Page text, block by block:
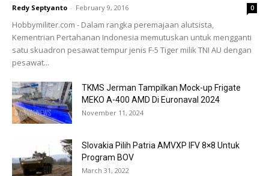
Redy Septyanto - February 9, 2016 0
Hobbymiliter.com - Dalam rangka peremajaan alutsista,
Kementrian Pertahanan Indonesia memutuskan untuk mengganti
satu skuadron pesawat tempur jenis F-5 Tiger milik TNI AU dengan
pesawat...
TKMS Jerman Tampilkan Mock-up Frigate
MEKO A-400 AMD Di Euronaval 2024
November 11, 2024
Slovakia Pilih Patria AMVXP IFV 8×8 Untuk
Program BOV
March 31, 2022